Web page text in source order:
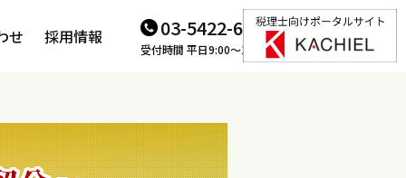
せ 採用情報 03-5422-6166
受付時間 平日9:00～18:00